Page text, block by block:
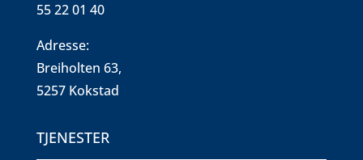
55 22 01 40
Adresse:
Breiholten 63,
5257 Kokstad
TJENESTER